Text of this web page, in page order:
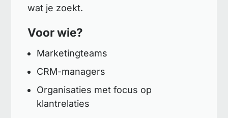
wat je zoekt.
Voor wie?
Marketingteams
CRM-managers
Organisaties met focus op
klantrelaties